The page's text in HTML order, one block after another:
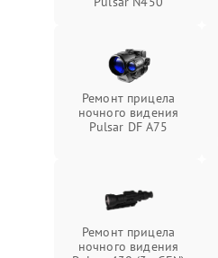
Ремонт прицела
ночного видения
Pulsar DF A75
Ремонт прицела
ночного видения